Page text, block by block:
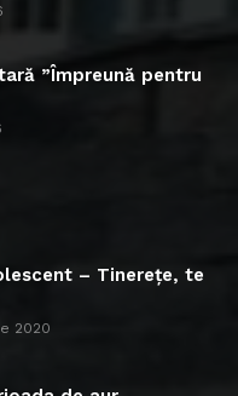
”Împreună pentru
– Tinerețe, te
2020